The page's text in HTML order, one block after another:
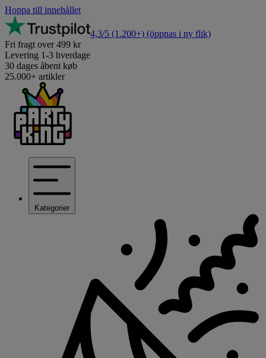
Hoppa till innehållet
4,3/5 (1.200+) (öppnas i ny flik)
Fri fragt over 499 kr
Levering 1-3 hverdage
30 dages åbent køb
25.000+ artikler
Kategorier